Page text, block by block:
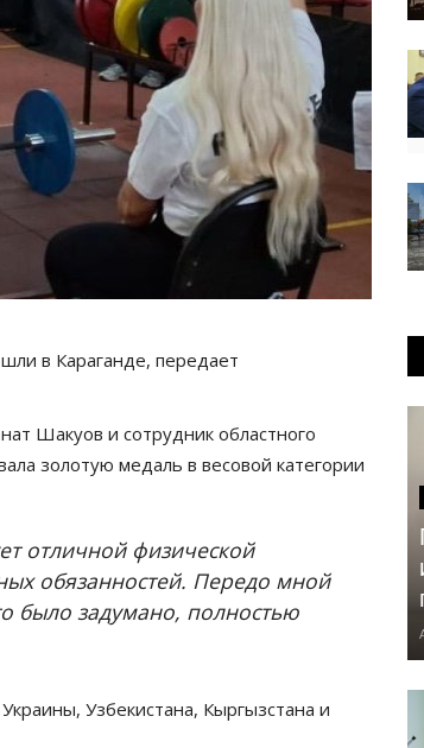
в Караганде, передает
Шакуов и сотрудник областного
золотую медаль в весовой категории
отличной физической
обязанностей. Передо мной
было задумано, полностью
Узбекистана, Кыргызстана и